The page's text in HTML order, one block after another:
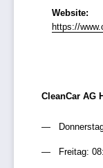
Website:
https://
CleanCar AG
Freitag: